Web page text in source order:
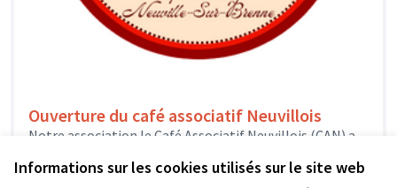
Informations sur les cookies utilisés sur le site web
Ouverture du café associatif Neuvillois
Notre association le Café Associatif Neuvillois (CAN) a
Père Colateur"....